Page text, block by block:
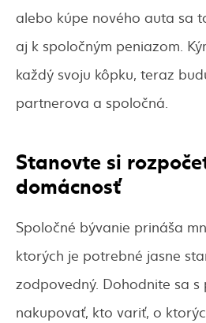
alebo kúpe nového auta sa
aj k spoločným peniazom.
každý svoju kôpku, teraz
partnerova a spoločná.
Stanovte si
domácnosť
Spoločné bývanie prináša
ktorých je potrebné jasne
zodpovedný. Dohodnite sa
nakupovať, kto variť, o